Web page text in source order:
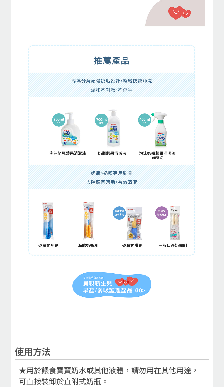
使用方法
★用於餵食寶寶奶水或其他液體，請勿用在其他用途，
可直接裝卸於直附式奶瓶。